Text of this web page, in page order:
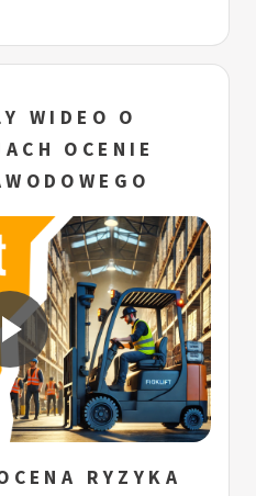
WIDEO O
OCENIE
RYZYKA